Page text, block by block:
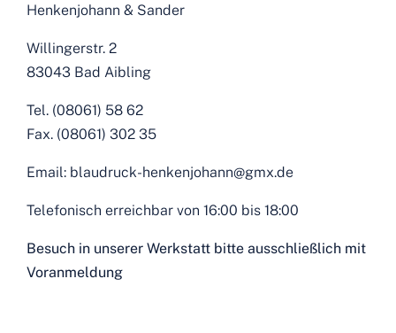
Henkenjohann & Sander
Willingerstr. 2
83043 Bad Aibling
Tel. (08061) 58 62
Fax. (08061) 302 35
Email: blaudruck-henkenjohann@gmx.de
Telefonisch erreichbar von 16:00 bis 18:00
Besuch in unserer Werkstatt bitte ausschließlich mit
Voranmeldung